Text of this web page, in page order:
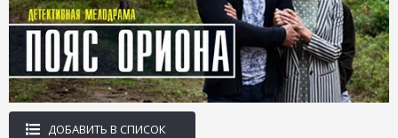
ДОБАВИТЬ В СПИСОК